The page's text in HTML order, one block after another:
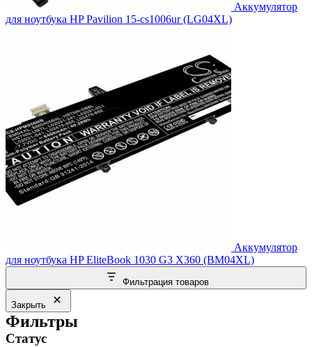
Аккумулятор
для ноутбука HP Pavilion 15-cs1006ur (LG04XL)
Аккумулятор
для ноутбука HP EliteBook 1030 G3 X360 (BM04XL)
Фильтрация товаров
Закрыть
Фильтры
Статус